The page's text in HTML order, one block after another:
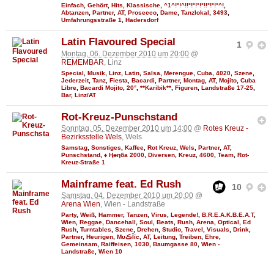
Einfach, Gehört, Hits, Klassische, ^1^!°!^!!°!°!°!°!!°!°!°^!,
Abtanzen, Partner, AT, Prosecco, Dame, Tanzlokal , 3493,
Umfahrungsstraße 1, Hadersdorf
1
Latin Flavoured Special
Montag, 06. Dezember 2010 um 20:00 @
REMEMBAR , Linz
Special Musik Linz Latin Salsa Merengue Cuba 4020 Szene
Jederzeit, Tanz Fiesta Bacardi Partner, Montag AT, Mojito Cuba
Libre Bacardi Mojito 20° **Karibik** Figuren Landstraße 17-25
Bar, Linz/AT
Rot-Kreuz-Punschstand
Sonntag, 05. Dezember 2010 um 14:00 @ Rotes Kreuz -
Bezirksstelle Wels, Wels
Samstag Sonstiges Kaffee Rot Kreuz Wels Partner, AT,
Punschstand ♦ Ңөηба 2000 Diversen Kreuz 4600 Team Rot-
Kreuz-Straße 1
10
Mainframe feat. Ed Rush
Samstag, 04. Dezember 2010 um 20:00 @
Arena Wien, Wien - Landstraße
Party, Weiß, Hammer, Tanzen, Virus, Legende!, B.R.E.A.K.B.E.A.T,
Wien, Reggae, Dancehall , Soul , Beats, Rush, Arena, Optical , Ed
Rush, Turntables, Szene, Drehen, Studio, Travel , Visuals, Drink,
Partner, Heurigen, MυڪĪīc, AT, Leitung, Treiben, Ehre,
Gemeinsam, Raiffeisen, 1030, Baumgasse 80, Wien -
Landstraße, Wien 10